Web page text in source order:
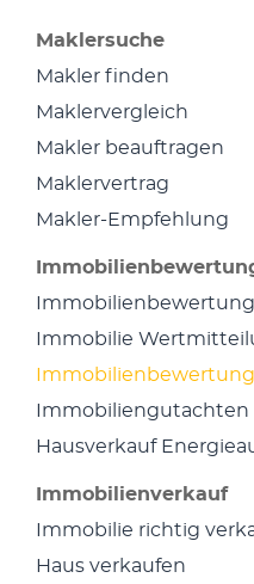
Maklersuche
Makler finden
Maklervergleich
Makler beauftragen
Maklervertrag
Makler-Empfehlung
Immobilie
Immobiliengutachten
Hausverkauf
Immobilienverkauf
Immobilie richtig
Haus verkaufen